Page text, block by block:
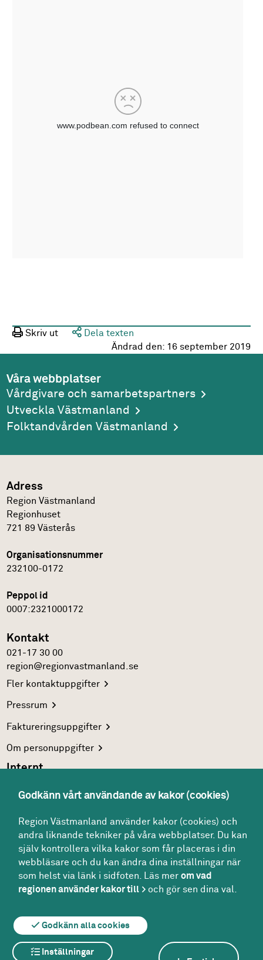
Skriv ut
Dela texten
Ändrad den: 16 september 2019
Våra webbplatser
Vårdgivare och samarbetspartners
Utveckla Västmanland
Folktandvården Västmanland
Adress
Region Västmanland
Regionhuset
721 89 Västerås
Organisationsnummer
232100-0172
Peppol id
0007:2321000172
Kontakt
021-17 30 00
region@regionvastmanland.se
Flerkontaktuppgifter
Pressrum
Faktureringsuppgifter
Om personuppgifter
Internt
Internasystem
Följ oss
Facebook
Om webbplatsen
Om kakor
Godkänn vårt användande av kakor (cookies)
Region Västmanland använder kakor (cookies) och
andra liknande tekniker på våra webbplatser. Du kan
själv kontrollera vilka kakor som får placeras i din
webbläsare och du kan ändra dina inställningar när
som helst via länk i sidfoten. Läs merom vad
regionen använder kakor till
och gör sen dina val.
Godkänn alla cookies
Inställningar